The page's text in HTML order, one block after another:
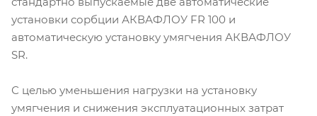
установки сорбции АКВАФЛОУ FR 100 и
автоматическую установку умягчения АКВАФЛОУ
SR.
С целью уменьшения нагрузки на установку
умягчения и снижения эксплуатационных затрат